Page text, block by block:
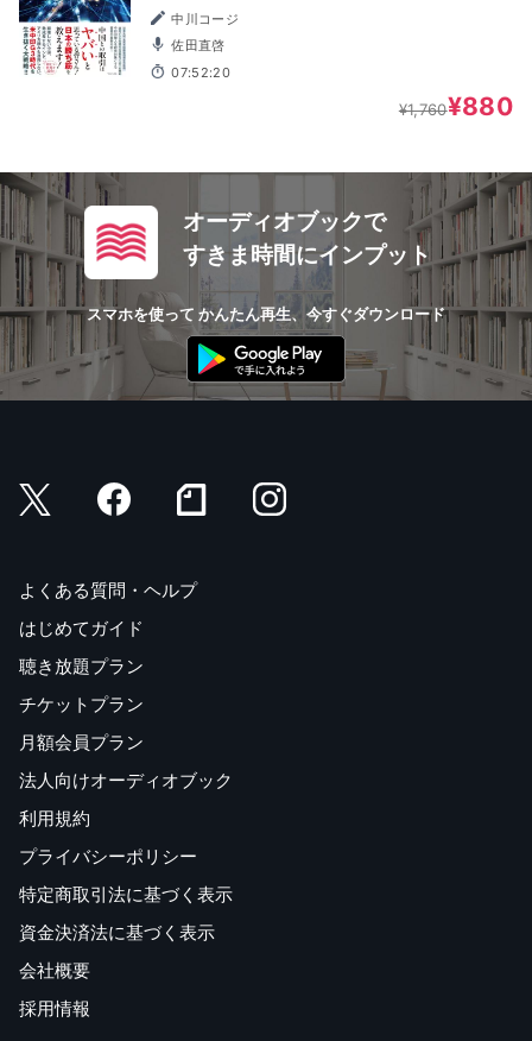
中川コージ
佐田直啓
07:52:20
¥1,760¥880
オーディオブックで
すきま時間にインプット
スマホを使って かんたん再生、今すぐダウンロード
よくある質問・ヘルプ
はじめてガイド
聴き放題プラン
チケットプラン
月額会員プラン
法人向けオーディオブック
利用規約
プライバシーポリシー
特定商取引法に基づく表示
資金決済法に基づく表示
会社概要
採用情報